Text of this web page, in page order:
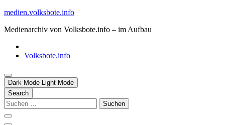
Skip
content
medien.volksbote.info
Medienarchiv von Volksbote.info – im Aufbau
Volksbote.info
Dark Mode Light Mode
Search
Suchen
nach: